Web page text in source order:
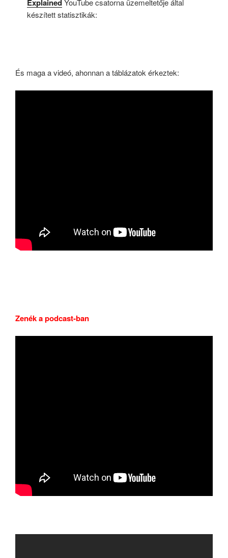
Explained YouTube csatorna üzemeltetője által
készített statisztikák:
És maga a videó, ahonnan a táblázatok érkeztek:
Zenék a podcast-ban